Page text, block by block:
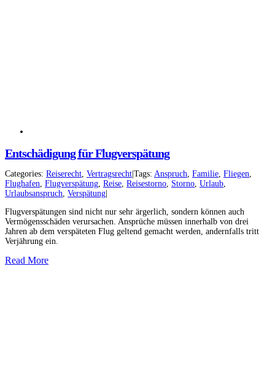
Entschädigung für Flugverspätung
Categories: Reiserecht, Vertragsrecht Tags: Anspruch, Familie, Fliegen,
Flughafen, Flugverspätung, Reise, Reisestorno, Storno, Urlaub,
Urlaubsanspruch, Verspätung
Flugverspätungen sind nicht nur sehr ärgerlich, sondern können auch
Vermögensschäden verursachen. Ansprüche müssen innerhalb von drei
Jahren ab dem verspäteten Flug geltend gemacht werden, andernfalls tritt
Verjährung ein.
Read More